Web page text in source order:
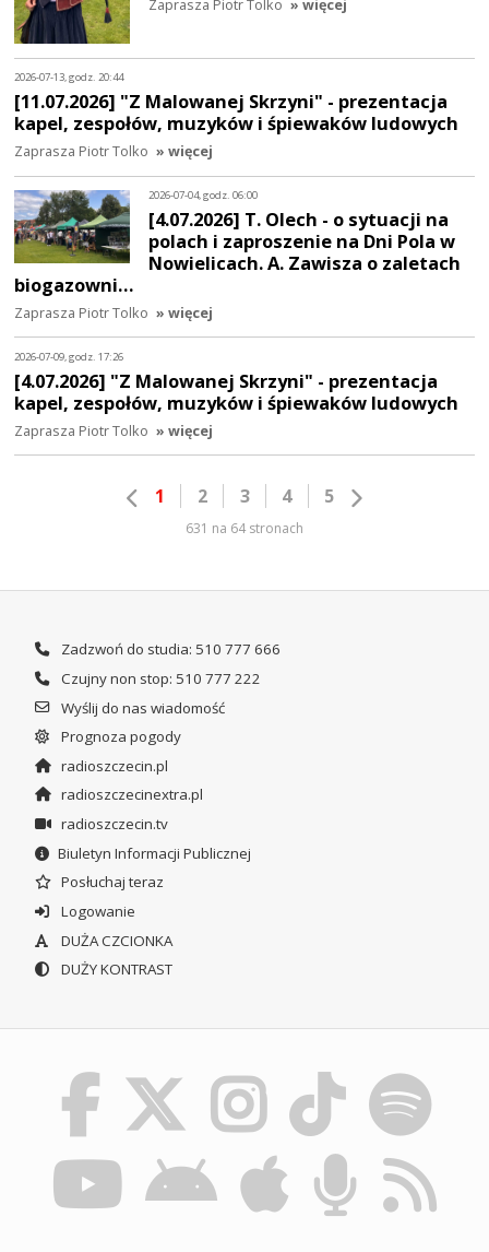
2026-07-13, godz. 20:44
[11.07.2026] "Z Malowanej Skrzyni" - prezentacja
kapel, zespołów, muzyków i śpiewaków ludowych
Zaprasza Piotr Tolko » więcej
2026-07-04, godz. 06:00
[4.07.2026] T. Olech - o sytuacji na
polach i zaproszenie na Dni Pola w
Nowielicach. A. Zawisza o zaletach
biogazowni…
Zaprasza Piotr Tolko » więcej
2026-07-09, godz. 17:26
[4.07.2026] "Z Malowanej Skrzyni" - prezentacja
kapel, zespołów, muzyków i śpiewaków ludowych
Zaprasza Piotr Tolko » więcej
1 2 3 4 5
631 na 64 stronach
Zadzwoń do studia: 510 777 666
Czujny non stop: 510 777 222
Wyślij do nas wiadomość
Prognoza pogody
radioszczecin.pl
radioszczecinextra.pl
radioszczecin.tv
Biuletyn Informacji Publicznej
Posłuchaj teraz
Logowanie
DUŻA CZCIONKA
DUŻY KONTRAST